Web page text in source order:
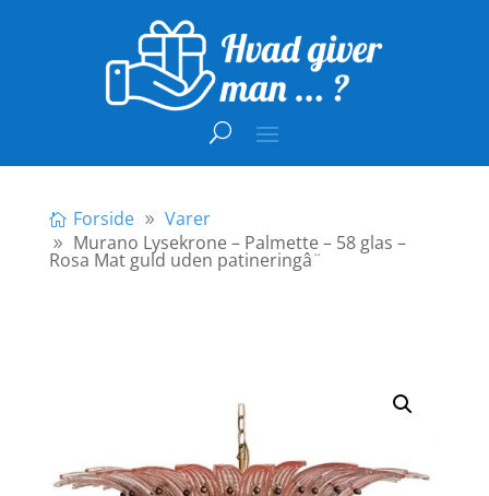
Forside
Varer
Murano Lysekrone – Palmette – 58 glas –
Rosa Mat guld uden patineringâ¨